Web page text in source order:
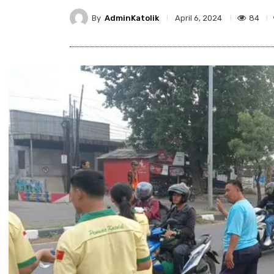
By AdminKatolik April 6, 2024 84